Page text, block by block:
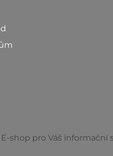
E-shop pro Váš informační